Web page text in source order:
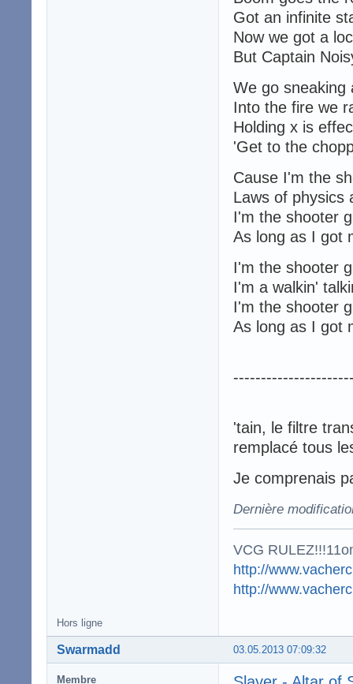
Got an infinite
Now we got a
But Captain
We go sneaking
Into the fire we
Holding x is
'Get to the
Cause I'm the
Laws of physics
I'm the shooter
As long as I got
I'm the shooter
I'm a walkin'
I'm the shooter
As long as I got
'tain, le filtre
remplacé tous
Je comprenais
Dernière
VCG
http://
http://
Hors ligne
03.05.2013 07:09:32
Swarmadd
Membre